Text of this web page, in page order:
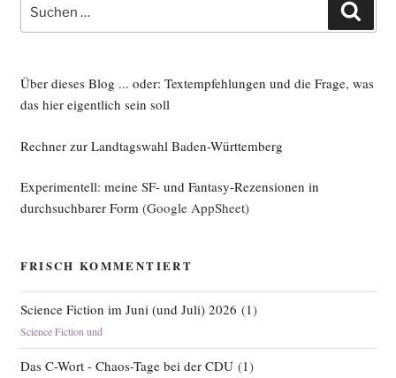
nach:
Über dieses Blog ... oder: Textempfehlungen und die Frage, was
das hier eigentlich sein soll
Rechner zur Landtagswahl Baden-Württemberg
Experimentell: meine SF- und Fantasy-Rezensionen in
durchsuchbarer Form(Google AppSheet)
FRISCH KOMMENTIERT
Science Fiction im Juni (und Juli) 2026 (1)
Science Fiction und
Das C-Wort - Chaos-Tage bei der CDU(1)